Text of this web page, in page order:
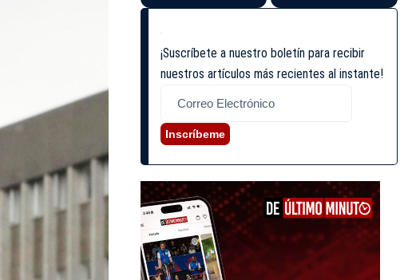
¡Suscríbete a nuestro boletín para recibir
nuestros artículos más recientes al instante!
Inscríbeme